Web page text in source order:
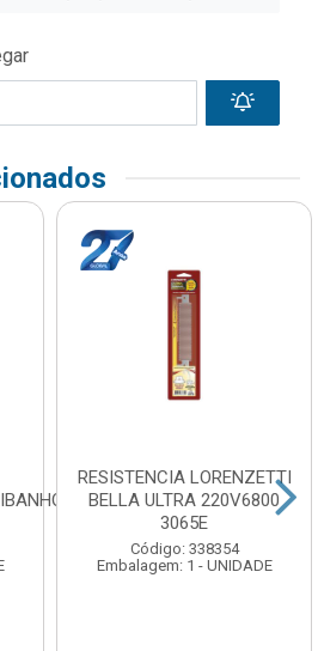
BANHO
RESISTENCIA LORENZETTI
BELLA ULTRA 220V6800
3065E
Código: 338354
Embalagem: 1 - UNIDADE